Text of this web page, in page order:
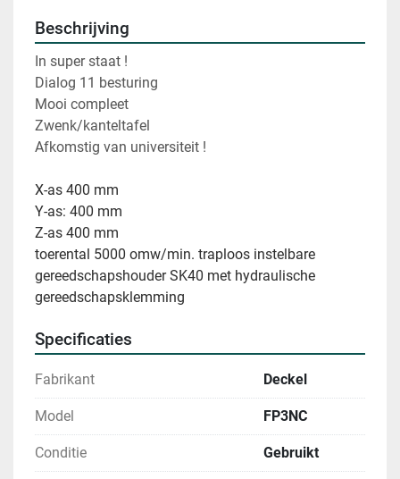
Beschrijving
In super staat !
Dialog 11 besturing
Mooi compleet
Zwenk/kanteltafel
Afkomstig van universiteit !
X-as 400 mm
Y-as: 400 mm
Z-as 400 mm
toerental 5000 omw/min. traploos instelbare
gereedschapshouder SK40 met hydraulische
gereedschapsklemming
Specificaties
Fabrikant Deckel
Model FP3NC
Conditie Gebruikt